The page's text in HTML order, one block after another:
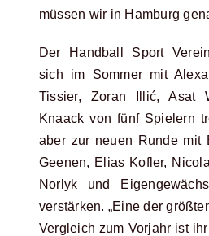
müssen wir in Hamburg
Der Handball Sport
sich im Sommer mit
Tissier, Zoran Illić, Asat
Knaack von fünf Spielern
aber zur neuen Runde mit
Geenen, Elias Kofler,
Norlyk und
verstärken. „Eine der
Vergleich zum Vorjahr ist